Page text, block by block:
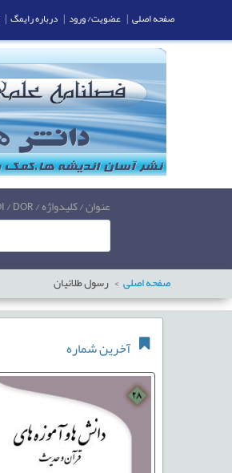
عنوان / کلیدواژه / DOI / DOR
صفحه اصلی رسول طلائیان
آخرین شماره
صفحه اصلی | عضویت/ ورود | درباره رایمگ |